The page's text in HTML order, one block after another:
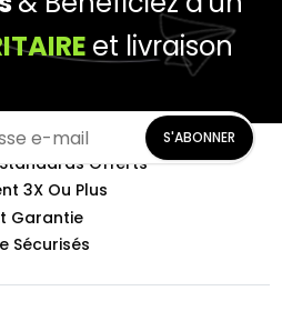
et livraison
S'ABONNER
Offerts
3X Ou Plus
Garantie
Sécurisés